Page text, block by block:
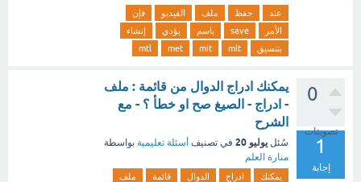
عند حفظ ملف الفيديو
فإن
الأمر
save باسم يؤدي
إنشاء
بتنسيق
mlt
mit
met
mtl
0
تصويتات
1
إجابة
يمكنك ادراج الدوال من قائمة : ملف
- ادراج - الصيغ صح او خطأ ؟ - مع
الشرح
سُئل يوليو 20 في تصنيف أسئلة تعليمية بواسطة
منارة العلم
يمكنك ادراج الدوال قائمة
ملف